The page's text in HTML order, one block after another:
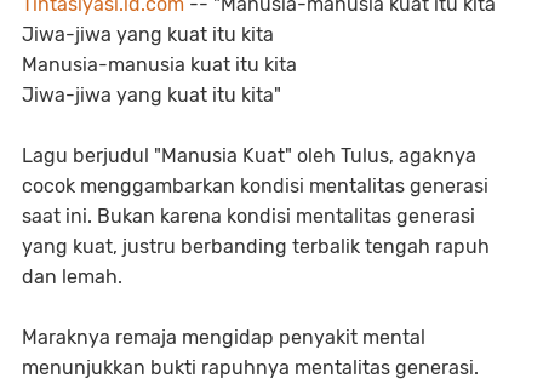
Jiwa-jiwa yang kuat itu kita
Manusia-manusia kuat itu kita
Jiwa-jiwa yang kuat itu kita"
Lagu berjudul "Manusia Kuat" oleh Tulus, agaknya
cocok menggambarkan kondisi mentalitas generasi
saat ini. Bukan karena kondisi mentalitas generasi
yang kuat, justru berbanding terbalik tengah rapuh
dan lemah.
Maraknya remaja mengidap penyakit mental
menunjukkan bukti rapuhnya mentalitas generasi.